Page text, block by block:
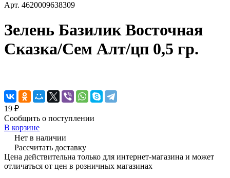
Арт. 4620009638309
Зелень Базилик Восточная
Сказка/Сем Алт/цп 0,5 гр.
19 ₽
Сообщить о поступлении
В корзине
Нет в наличии
Рассчитать доставку
Цена действительна только для интернет-магазина и может
отличаться от цен в розничных магазинах